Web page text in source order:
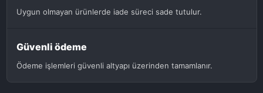
Uygun olmayan ürünlerde iade süreci sade tutulur.
Güvenli ödeme
Ödeme işlemleri güvenli altyapı üzerinden tamamlanır.